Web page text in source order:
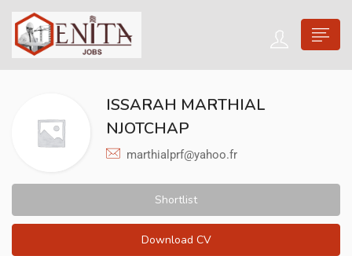
ISSARAH MARTHIAL
NJOTCHAP
marthialprf@yahoo.fr
Shortlist
Download CV